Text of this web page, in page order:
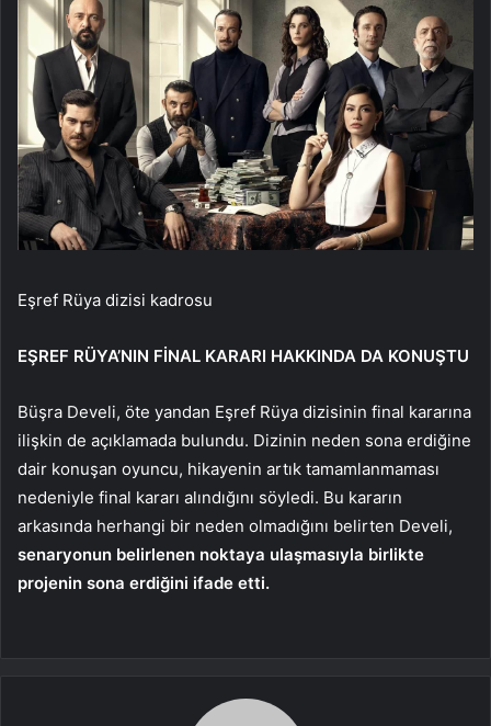
Eşref Rüya dizisi kadrosu
EŞREF RÜYA’NIN FİNAL KARARI HAKKINDA DA KONUŞTU
Büşra Develi, öte yandan Eşref Rüya dizisinin final kararına
ilişkin de açıklamada bulundu. Dizinin neden sona erdiğine
dair konuşan oyuncu, hikayenin artık tamamlanmaması
nedeniyle final kararı alındığını söyledi. Bu kararın
arkasında herhangi bir neden olmadığını belirten Develi,
senaryonun belirlenen noktaya ulaşmasıyla birlikte
projenin sona erdiğini ifade etti.